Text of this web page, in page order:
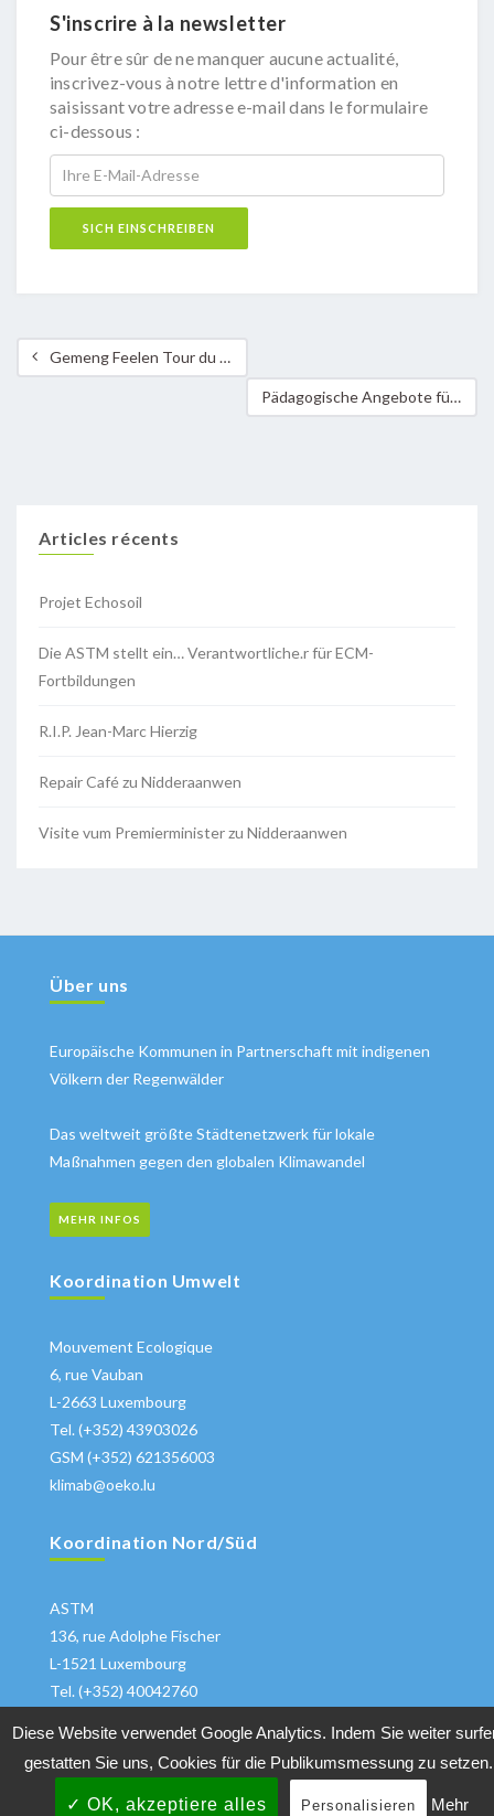
S'inscrire à la newsletter
Pour être sûr de ne manquer aucune actualité,
inscrivez-vous à notre lettre d'information en
saisissant votre adresse e-mail dans le formulaire
ci-dessous :
Gemeng Feelen Tour du Duerf 2020
Pädagogische Angebote für das Schuljahr 2020/21
Articles récents
Projet Echosoil
Die ASTM stellt ein… Verantwortliche.r für ECM-
Fortbildungen
R.I.P. Jean-Marc Hierzig
Repair Café zu Nidderaanwen
Visite vum Premierminister zu Nidderaanwen
Über uns
Europäische Kommunen in Partnerschaft mit indigenen
Völkern der Regenwälder
Das weltweit größte Städtenetzwerk für lokale
Maßnahmen gegen den globalen Klimawandel
MEHR INFOS
Koordination Umwelt
Mouvement Ecologique
6, rue Vauban
L-2663 Luxembourg
Tel. (+352) 43903026
GSM (+352) 621356003
klimab@oeko.lu
Koordination Nord/Süd
ASTM
136, rue Adolphe Fischer
L-1521 Luxembourg
Tel. (+352) 40042760
Diese Website verwendet Google Analytics. Indem Sie weiter
gestatten Sie uns, Cookies für die Publikumsmessung zu setzen.
✓ OK, akzeptiere alles Personalisieren Mehr